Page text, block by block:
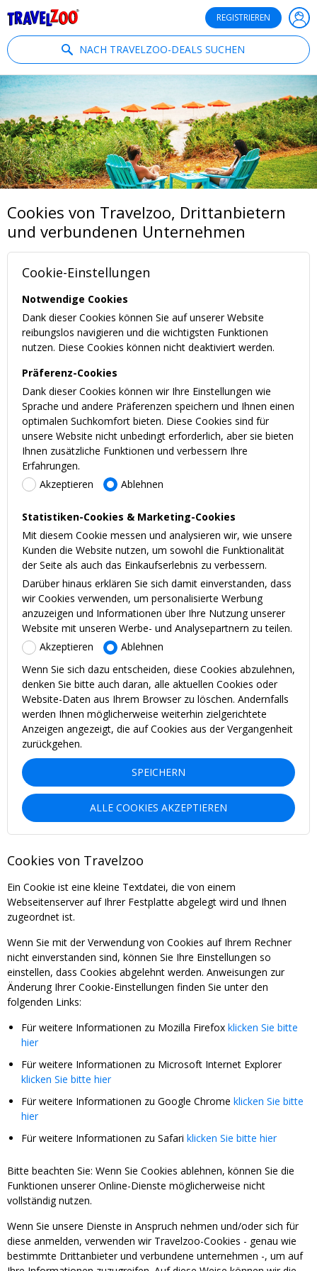
REGISTRIEREN
NACH TRAVELZOO-DEALS SUCHEN
Cookies von Travelzoo, Drittanbietern
und verbundenen Unternehmen
Cookie-Einstellungen
Notwendige Cookies
Dank dieser Cookies können Sie auf unserer Website
reibungslos navigieren und die wichtigsten Funktionen
nutzen. Diese Cookies können nicht deaktiviert werden.
Präferenz-Cookies
Dank dieser Cookies können wir Ihre Einstellungen wie
Sprache und andere Präferenzen speichern und Ihnen einen
optimalen Suchkomfort bieten. Diese Cookies sind für
unsere Website nicht unbedingt erforderlich, aber sie bieten
Ihnen zusätzliche Funktionen und verbessern Ihre
Erfahrungen.
Akzeptieren
Ablehnen
Statistiken-Cookies & Marketing-Cookies
Mit diesem Cookie messen und analysieren wir, wie unsere
Kunden die Website nutzen, um sowohl die Funktionalität
der Seite als auch das Einkaufserlebnis zu verbessern.
Darüber hinaus erklären Sie sich damit einverstanden, dass
wir Cookies verwenden, um personalisierte Werbung
anzuzeigen und Informationen über Ihre Nutzung unserer
Website mit unseren Werbe- und Analysepartnern zu teilen.
Akzeptieren
Ablehnen
Wenn Sie sich dazu entscheiden, diese Cookies abzulehnen,
denken Sie bitte auch daran, alle aktuellen Cookies oder
Website-Daten aus Ihrem Browser zu löschen. Andernfalls
werden Ihnen möglicherweise weiterhin zielgerichtete
Anzeigen angezeigt, die auf Cookies aus der Vergangenheit
zurückgehen.
SPEICHERN
ALLE COOKIES AKZEPTIEREN
Cookies von Travelzoo
Ein Cookie ist eine kleine Textdatei, die von einem
Webseitenserver auf Ihrer Festplatte abgelegt wird und Ihnen
zugeordnet ist.
Wenn Sie mit der Verwendung von Cookies auf Ihrem Rechner
nicht einverstanden sind, können Sie Ihre Einstellungen so
einstellen, dass Cookies abgelehnt werden. Anweisungen zur
Änderung Ihrer Cookie-Einstellungen finden Sie unter den
folgenden Links:
Für weitere Informationen zu Mozilla Firefox klicken Sie bitte
hier
Für weitere Informationen zu Microsoft Internet Explorer
klicken Sie bitte hier
Für weitere Informationen zu Google Chrome klicken Sie bitte
hier
Für weitere Informationen zu Safari klicken Sie bitte hier
Bitte beachten Sie: Wenn Sie Cookies ablehnen, können Sie die
Funktionen unserer Online-Dienste möglicherweise nicht
vollständig nutzen.
Wenn Sie unsere Dienste in Anspruch nehmen und/oder sich für
diese anmelden, verwenden wir Travelzoo-Cookies - genau wie
bestimmte Drittanbieter und verbundene unternehmen -, um auf